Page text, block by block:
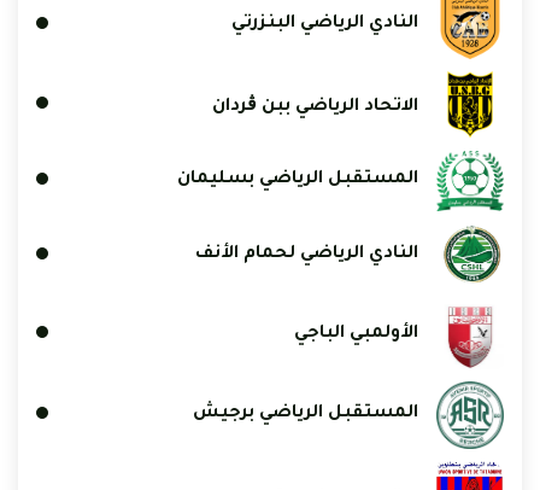
النادي الرياضي البنزرتي
الاتحاد الرياضي ببن ڨردان
المستقبل الرياضي بسليمان
النادي الرياضي لحمام الأنف
الأولمبي الباجي
المستقبل الرياضي برجيش